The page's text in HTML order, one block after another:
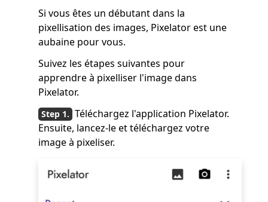
Si vous êtes un débutant dans la
pixellisation des images, Pixelator est une
aubaine pour vous.
Suivez les étapes suivantes pour
apprendre à pixelliser l'image dans
Pixelator.
Téléchargez l'application Pixelator.
Ensuite, lancez-le et téléchargez votre
image à pixeliser.